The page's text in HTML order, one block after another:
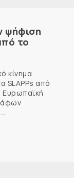
ψήφιση
το
κίνημα
SLAPPs από
Ευρωπαϊκή